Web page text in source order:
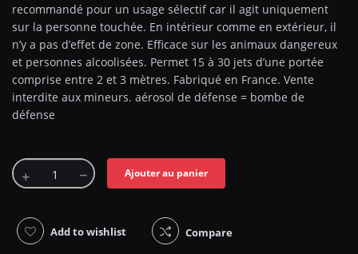
recommandé pour un usage sélectif car il agit uniquement
sur la personne touchée. En intérieur comme en extérieur, il
n’y a pas d’effet de zone. Efficace sur les animaux dangereux
et personnes alcoolisées. Permet 15 à 30 jets d’une portée
comprise entre 2 et 3 mètres. Fabriqué en France. Vente
interdite aux mineurs. aérosol de défense = bombe de
défense
Ajouter au panier
Add to wishlist Compare